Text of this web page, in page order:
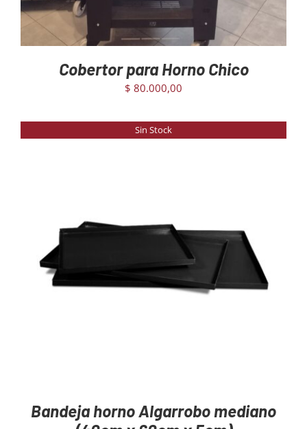
Cobertor para Horno Chico
$ 80.000,00
Sin Stock
Bandeja horno Algarrobo mediano